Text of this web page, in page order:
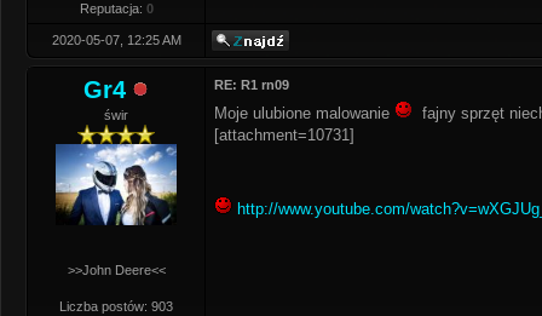
Reputacja: 0
2020-05-07, 12:25 AM
Gr4
świr
>>John Deere<<
Liczba postów: 903
RE: R1 rn09
Moje ulubione malowanie
fajny sprzęt
[attachment=10731]
http://www.youtube.com/